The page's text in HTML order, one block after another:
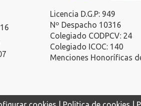
Licencia D.G.P: 949
Nº Despacho 10316
Colegiado CODPCV: 24
Colegiado ICOC: 140
Menciones Honoríficas